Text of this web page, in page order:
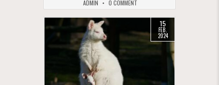
ADMIN 0 COMMENT
15
FEB.
2024